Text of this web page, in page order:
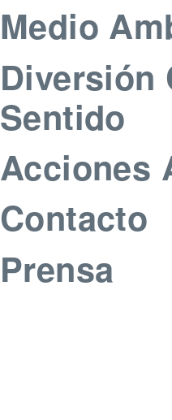
Medio
Diversión
Sentido
Acciones
Contacto
Prensa